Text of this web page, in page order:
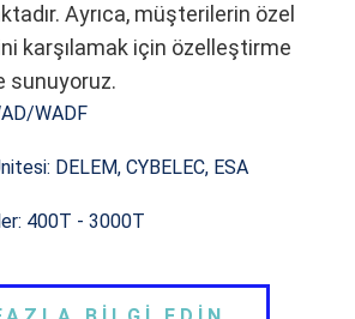
Ayrıca, müşterilerin özel
karşılamak için özelleştirme
sunuyoruz.
WADF
DELEM, CYBELEC, ESA
400T - 3000T